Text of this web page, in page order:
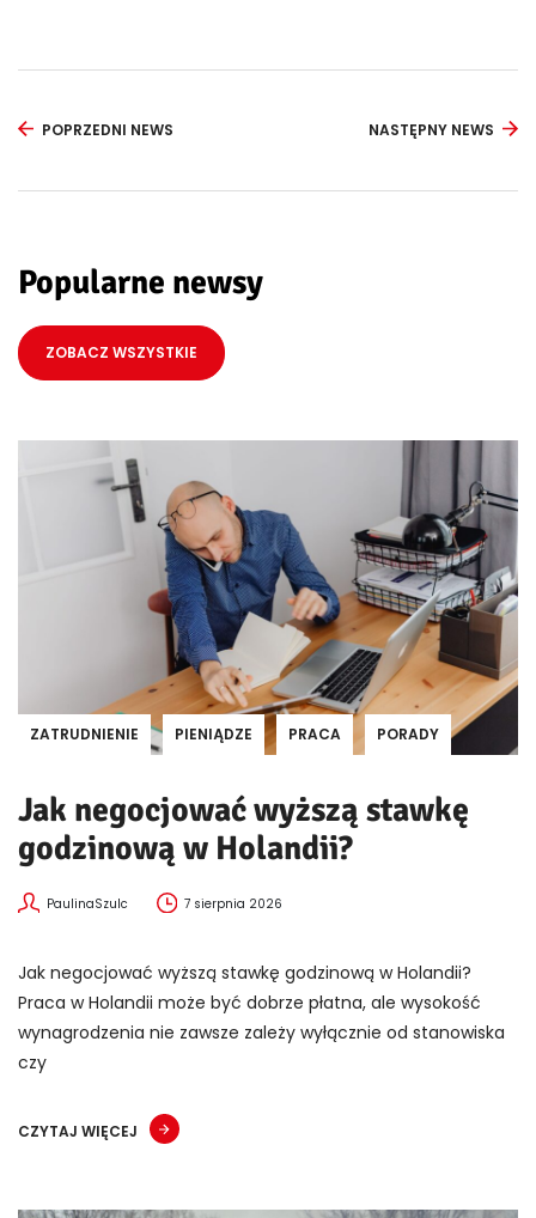
POPRZEDNI NEWS NASTĘPNY NEWS
Popularne newsy
ZOBACZ WSZYSTKIE
ZATRUDNIENIE PIENIĄDZE PRACA PORADY
Jak negocjować wyższą stawkę
godzinową w Holandii?
PaulinaSzulc 7 sierpnia 2026
Jak negocjować wyższą stawkę godzinową w Holandii?
Praca w Holandii może być dobrze płatna, ale wysokość
wynagrodzenia nie zawsze zależy wyłącznie od stanowiska
czy
CZYTAJ WIĘCEJ